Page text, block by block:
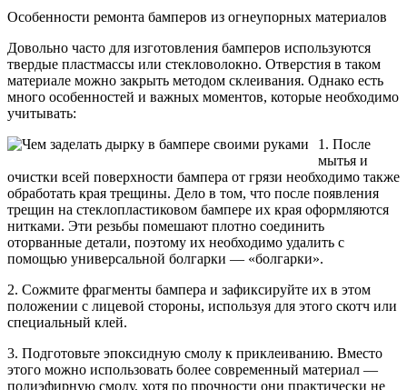
Особенности ремонта бамперов из огнеупорных материалов
Довольно часто для изготовления бамперов используются
твердые пластмассы или стекловолокно. Отверстия в таком
материале можно закрыть методом склеивания. Однако есть
много особенностей и важных моментов, которые необходимо
учитывать:
1. После
мытья и
очистки всей поверхности бампера от грязи необходимо также
обработать края трещины. Дело в том, что после появления
трещин на стеклопластиковом бампере их края оформляются
нитками. Эти резьбы помешают плотно соединить
оторванные детали, поэтому их необходимо удалить с
помощью универсальной болгарки — «болгарки».
2. Сожмите фрагменты бампера и зафиксируйте их в этом
положении с лицевой стороны, используя для этого скотч или
специальный клей.
3. Подготовьте эпоксидную смолу к приклеиванию. Вместо
этого можно использовать более современный материал —
полиэфирную смолу, хотя по прочности они практически не